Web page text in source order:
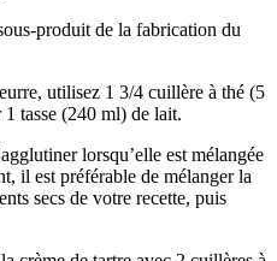
produit de la fabrication du
utilisez 1 3/4 cuillère à thé (5
tasse (240 ml) de lait.
lorsqu’elle est mélangée
il est préférable de mélanger la
secs de votre recette, puis